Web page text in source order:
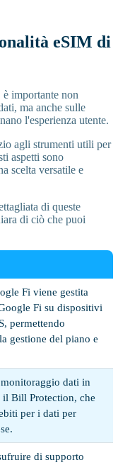
eSIM di
importante non
ma anche sulle
l'esperienza utente.
agli strumenti utili per
aspetti sono
scelta versatile e
di queste
di ciò che puoi
Fi viene gestita
Fi su dispositivi
permettendo
gestione del piano e
dati in
il Bill Protection, che
per i dati per
di supporto